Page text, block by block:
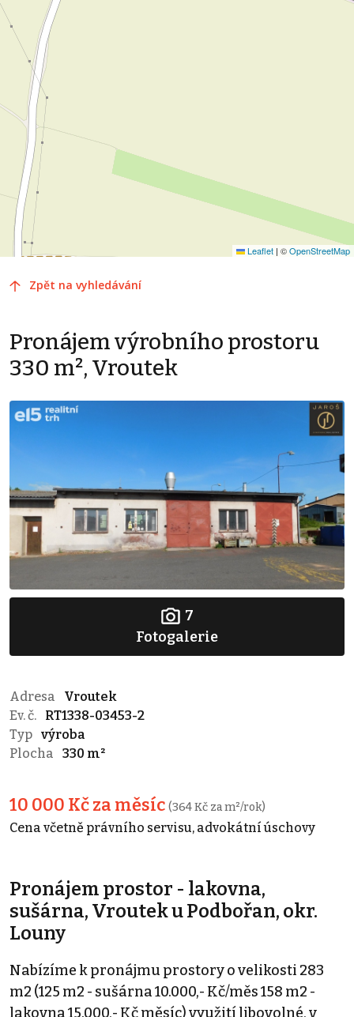
Leaflet | ©OpenStreetMap
Zpět na vyhledávání
Pronájem výrobního prostoru
330 m², Vroutek
7
Fotogalerie
Adresa
Vroutek
Ev. č.
RT1338-03453-2
Typ výroba
Plocha
330 m²
10 000 Kč za měsíc (364 Kč za m²/rok)
Cena včetně právního servisu, advokátní úschovy
Pronájem prostor - lakovna,
sušárna, Vroutek u Podbořan, okr.
Louny
Nabízíme k pronájmu prostory o velikosti 283
m2 (125 m2 - sušárna 10.000,- Kč/měs 158 m2 -
lakovna 15.000,- Kč měsíc) využití libovolné, v